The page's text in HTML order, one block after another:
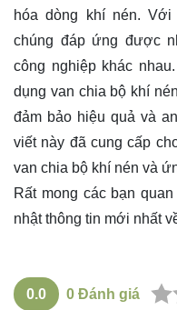
hóa dòng khí nén.
chúng đáp ứng được
công nghiệp khác
dụng van chia bộ khí
đảm bảo hiệu quả và
viết này đã cung cấp
van chia bộ khí nén và
Rất mong các bạn
nhật thông tin mới nhất
0.0 0 Đánh giá